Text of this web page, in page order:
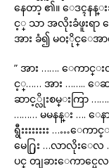
နေတာ့ ၏။ ေဒၚနန္
င့္ သာ အလိုးခံဖူးရ
အား ခံ၍ မဝႏိုင္ေအ
” အား ……. ေကာင္
င့္…… အား …….. ေ
ဆာင့္လိုးစမ္းကြာ ………..
……… မမနန္း …. ေန
ရွီးးးးးးးး ……ေ
မေ႐ြး …လာလိုးေလ
ပင္ တျခားေကာင္မေ